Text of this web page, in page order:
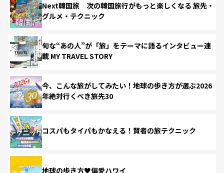
Next韓国旅 次の韓国旅行がもっと楽しくなる 旅先・
グルメ・テクニック
旬な“あの人”が「旅」をテーマに語るインタビュー連
載 MY TRAVEL STORY
今、こんな旅がしてみたい！地球の歩き方が選ぶ2026
年絶対行くべき旅先30
コスパもタイパもかなえる！賢者の旅テクニック
地球の歩き方♥偏愛ハワイ